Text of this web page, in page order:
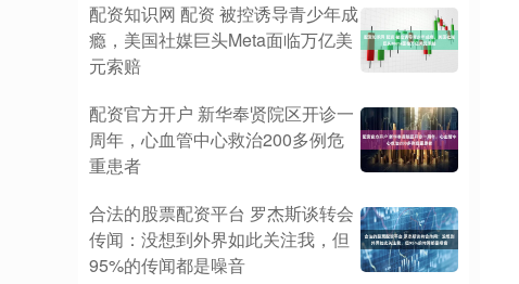
配资知识网 配资 被控诱导青少年成
瘾，美国社媒巨头Meta面临万亿美
元索赔
配资官方开户 新华奉贤院区开诊一
周年，心血管中心救治200多例危
重患者
合法的股票配资平台 罗杰斯谈转会
传闻：没想到外界如此关注我，但
95%的传闻都是噪音